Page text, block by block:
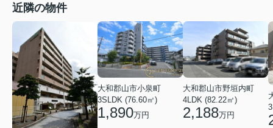
近隣の物件
大和郡山市小泉町
3SLDK (76.60㎡)
1,890万円
大和郡山市野垣内町
4LDK (82.22㎡)
2,188万円